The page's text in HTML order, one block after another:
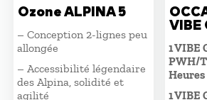
Ozone ALPINA 5
– Conception 2-lignes peu
allongée
– Accessibilité légendaire
des Alpina, solidité et
agilité
VIBE
1 VIBE
PWH/
1 VIBE